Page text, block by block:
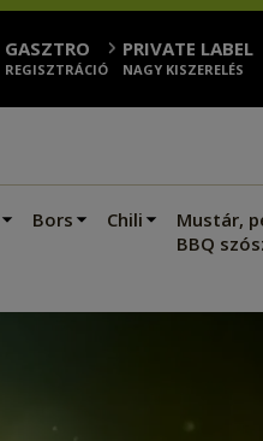
GASZTRO
REGISZTRÁCIÓ
PRIVATE LABEL
NAGY KISZERELÉS
Bors Chili
Mustár,
BBQ